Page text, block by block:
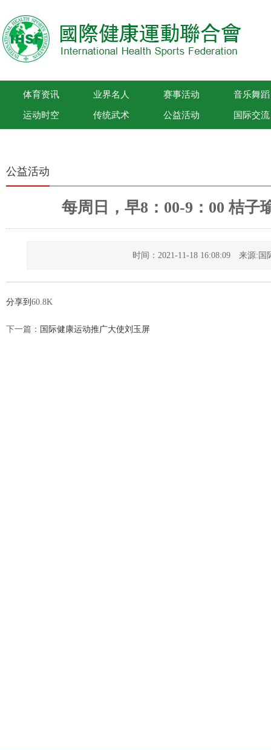
体育资讯 业界名人 赛事活动 音乐舞蹈
运动时空 传统武术 公益活动 国际交流
公益活动
每周日，早8：00-9：00 桔子
时间：2021-11-18 16:08:09 来源:
分享到 60.8K
下一篇： 国际健康运动推广大使刘玉屏